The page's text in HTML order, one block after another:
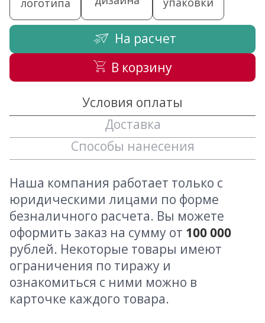
логотипа
На расчет
В корзину
Условия оплаты
Доставка
Способы нанесения
Наша компания работает только с
юридическими лицами по форме
безналичного расчета. Вы можете
оформить заказ на сумму от 100 000
рублей. Некоторые товары имеют
ограничения по тиражу и
ознакомиться с ними можно в
карточке каждого товара.